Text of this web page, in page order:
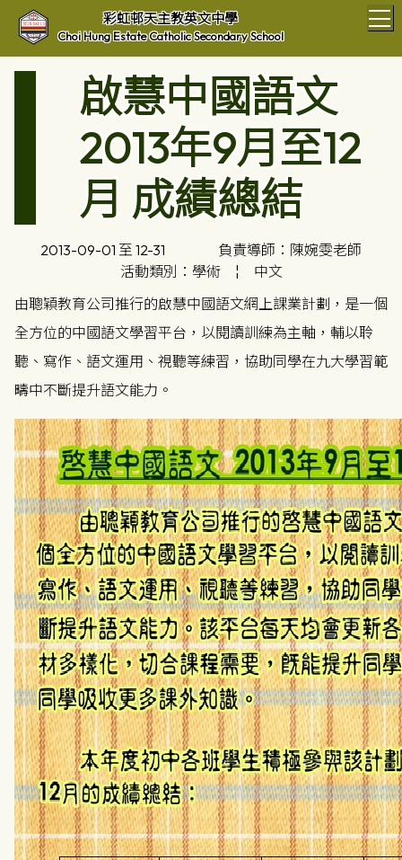
彩虹邨天主教英文中學
Choi Hung Estate Catholic Secondary School
啟慧中國語文
2013年9月至12
月 成績總結
2013-09-01 至 12-31
負責導師：陳婉雯老師
活動類別：學術
¦
中文
由聰穎教育公司推行的啟慧中國語文網上課業計劃，是一個
全方位的中國語文學習平台，以閱讀訓練為主軸，輔以聆
聽、寫作、語文運用、視聽等練習，協助同學在九大學習範
疇中不斷提升語文能力。